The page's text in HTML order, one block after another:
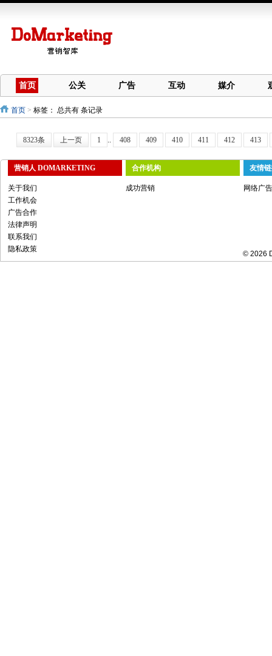
首页 公关 广告 互动 媒介
首页 > 标签： 总共有 条记录
8323条 上一页 1 .. 408 409 410 411 412 413
营销人 DOMARKETING
关于我们
工作机会
广告合作
法律声明
联系我们
隐私政策
合作机构
成功营销
友情
网络广
© 2026